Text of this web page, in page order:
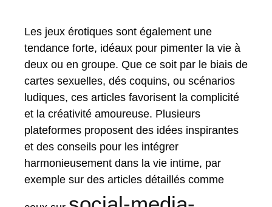
Les jeux érotiques sont également une
tendance forte, idéaux pour pimenter la vie à
deux ou en groupe. Que ce soit par le biais de
cartes sexuelles, dés coquins, ou scénarios
ludiques, ces articles favorisent la complicité
et la créativité amoureuse. Plusieurs
plateformes proposent des idées inspirantes
et des conseils pour les intégrer
harmonieusement dans la vie intime, par
exemple sur des articles détaillés comme